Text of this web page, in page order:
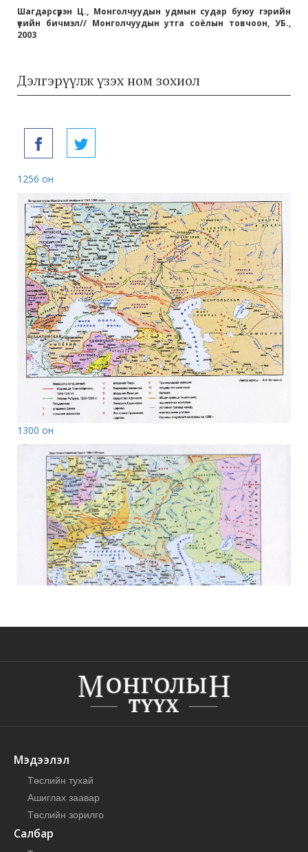
Шагдарсүрэн Ц., Монголчуудын удмын судар буюу гэрийн
үеийн бичмэл// Монголчуудын утга соёлын товчоон, УБ.,
2003
Дэлгэрүүлж үзэх ном зохиол
1256 он
1300 он
Мэдээлэл
Төслийн тухай
Ашиглах заавар
Төслийн зорилго
Салбар